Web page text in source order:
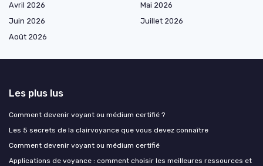
Avril 2026
Mai 2026
Juin 2026
Juillet 2026
Août 2026
Les plus lus
Comment devenir voyant ou médium certifié ?
Les 5 secrets de la clairvoyance que vous devez connaître
Comment devenir voyant ou médium certifié
Applications de voyance : comment choisir les meilleures ressources et